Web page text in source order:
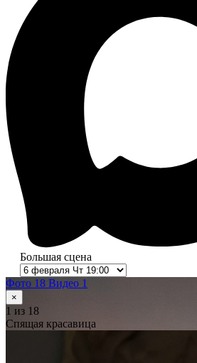
Большая сцена
Фото 18 Видео 1
×
1 из 18
Спящая красавица